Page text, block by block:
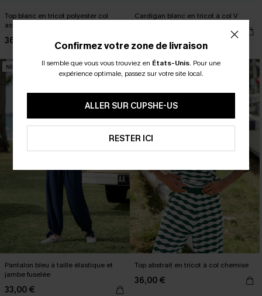
Top blanc en tricot polyester col
asymétrique manches longues
36,00 €
Cardigan blanc en tricot à col V
NEW
Pantalon bleu à taille élastique et
jambe fuselée
33,00 €
NEW
Top abstrait en tricot à col chemise
36,00 €
Confirmez votre zone de livraison
Il semble que vous vous trouviez en États-Unis. Pour une
expérience optimale, passez sur votre site local.
ALLER SUR CUPSHE-US
RESTER ICI